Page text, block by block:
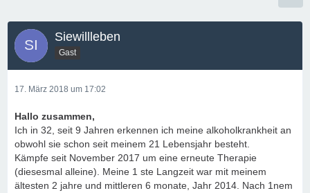
Siewillleben
Gast
17. März 2018 um 17:02
Hallo zusammen,
Ich in 32, seit 9 Jahren erkennen ich meine alkoholkrankheit an
obwohl sie schon seit meinem 21 Lebensjahr besteht.
Kämpfe seit November 2017 um eine erneute Therapie
(diesesmal alleine). Meine 1 ste Langzeit war mit meinem
ältesten 2 jahre und mittleren 6 monate, Jahr 2014. Nach 1nem